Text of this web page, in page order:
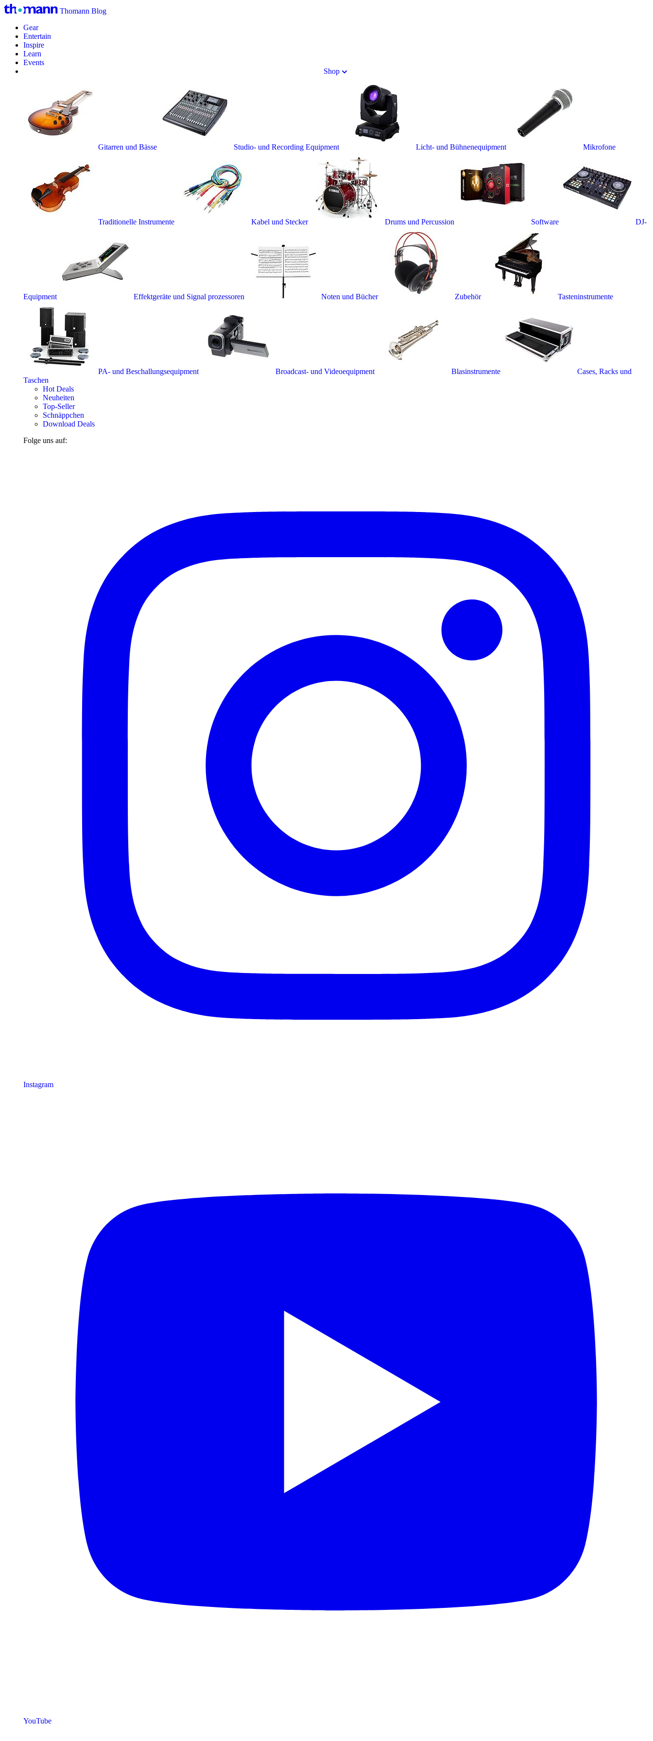
Thomann Blog
Gear
Entertain
Inspire
Learn
Events
Shop
Gitarren und Bässe Studio- und Recording Equipment Licht- und Bühnenequipment Mikrofone
Traditionelle Instrumente Kabel und Stecker Drums und Percussion Software DJ-
Equipment Effektgeräte und Signal prozessoren Noten und Bücher Zubehör Tasteninstrumente
PA- und Beschallungsequipment Broadcast- und Videoequipment Blasinstrumente
Cases, Racks und
Taschen
Hot Deals
Neuheiten
Top-Seller
Schnäppchen
Download Deals
Folge uns auf:
Instagram
YouTube